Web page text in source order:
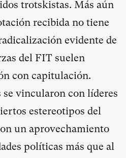
trotskistas. Más aún
recibida no tiene
evidente de
del FIT suelen
con capitulación.
se vincularon con líderes
estereotipos del
un aprovechamiento
políticas más que al